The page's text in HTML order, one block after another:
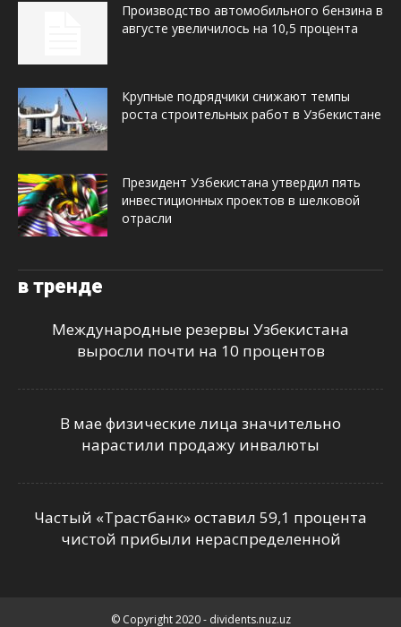
Производство автомобильного бензина в
августе увеличилось на 10,5 процента
Крупные подрядчики снижают темпы
роста строительных работ в Узбекистане
Президент Узбекистана утвердил пять
инвестиционных проектов в шелковой
отрасли
в тренде
Международные резервы Узбекистана
выросли почти на 10 процентов
В мае физические лица значительно
нарастили продажу инвалюты
Частый «Трастбанк» оставил 59,1 процента
чистой прибыли нераспределенной
© Copyright 2020 - dividents.nuz.uz